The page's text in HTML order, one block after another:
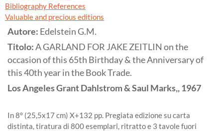
Bibliography References
Valuable and precious editions
Autore: Edelstein G.M.
Titolo:A GARLAND FOR JAKE ZEITLIN on the
occasion of this 65th Birthday & the Anniversary of
this 40th year in the Book Trade.
Los AngelesGrant Dahlstrom & Saul Marks,,1967
In 8° (25,5x17 cm) X+132 pp. Pregiata edizione su carta
distinta, tiratura di 800 esemplari, ritratto e 3 tavole fuori